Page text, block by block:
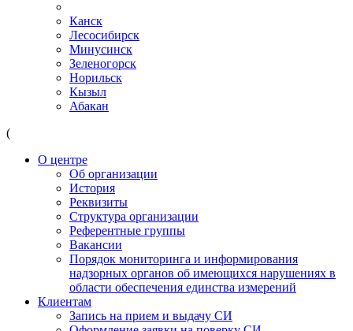
Канск
Лесосибирск
Минусинск
Зеленогорск
Норильск
Кызыл
Абакан
(
О центре
Об организации
История
Реквизиты
Структура организации
Референтные группы
Вакансии
Порядок мониторинга и информирования
надзорных органов об имеющихся нарушениях в
области обеспечения единства измерений
Клиентам
Запись на прием и выдачу СИ